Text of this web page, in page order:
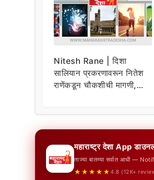
Nitesh Rane | दिशा
सालियान प्रकरणावरून नितेश
राणेंकडून चौकशीची मागणी,
महाराष्ट्र देशा App
ताज्या बातम्या सर्वात आधी —
★★★★★ 4.8 (12K+